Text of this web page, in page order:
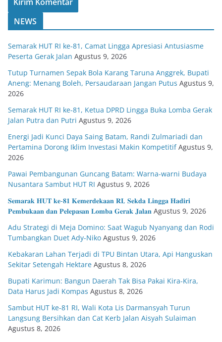
NEWS
Semarak HUT RI ke-81, Camat Lingga Apresiasi Antusiasme
Peserta Gerak Jalan Agustus 9, 2026
Tutup Turnamen Sepak Bola Karang Taruna Anggrek, Bupati
Aneng: Menang Boleh, Persaudaraan Jangan Putus Agustus 9,
2026
Semarak HUT RI ke-81, Ketua DPRD Lingga Buka Lomba Gerak
Jalan Putra dan Putri Agustus 9, 2026
Energi Jadi Kunci Daya Saing Batam, Randi Zulmariadi dan
Pertamina Dorong Iklim Investasi Makin Kompetitif Agustus 9,
2026
Pawai Pembangunan Guncang Batam: Warna-warni Budaya
Nusantara Sambut HUT RI Agustus 9, 2026
𝐒𝐞𝐦𝐚𝐫𝐚𝐤 𝐇𝐔𝐓 𝐤𝐞-𝟖𝟏 𝐊𝐞𝐦𝐞𝐫𝐝𝐞𝐤𝐚𝐚𝐧 𝐑𝐈, 𝐒𝐞𝐤𝐝𝐚 𝐋𝐢𝐧𝐠𝐠𝐚 𝐇𝐚𝐝𝐢𝐫𝐢
𝐏𝐞𝐦𝐛𝐮𝐤𝐚𝐚𝐧 𝐝𝐚𝐧 𝐏𝐞𝐥𝐞𝐩𝐚𝐬𝐚𝐧 𝐋𝐨𝐦𝐛𝐚 𝐆𝐞𝐫𝐚𝐤 𝐉𝐚𝐥𝐚𝐧 Agustus 9, 2026
Adu Strategi di Meja Domino: Saat Wagub Nyanyang dan Rodi
Tumbangkan Duet Ady-Niko Agustus 9, 2026
Kebakaran Lahan Terjadi di TPU Bintan Utara, Api Hanguskan
Sekitar Setengah Hektare Agustus 8, 2026
Bupati Karimun: Bangun Daerah Tak Bisa Pakai Kira-Kira,
Data Harus Jadi Kompas Agustus 8, 2026
Sambut HUT ke-81 RI, Wali Kota Lis Darmansyah Turun
Langsung Bersihkan dan Cat Kerb Jalan Aisyah Sulaiman
Agustus 8, 2026